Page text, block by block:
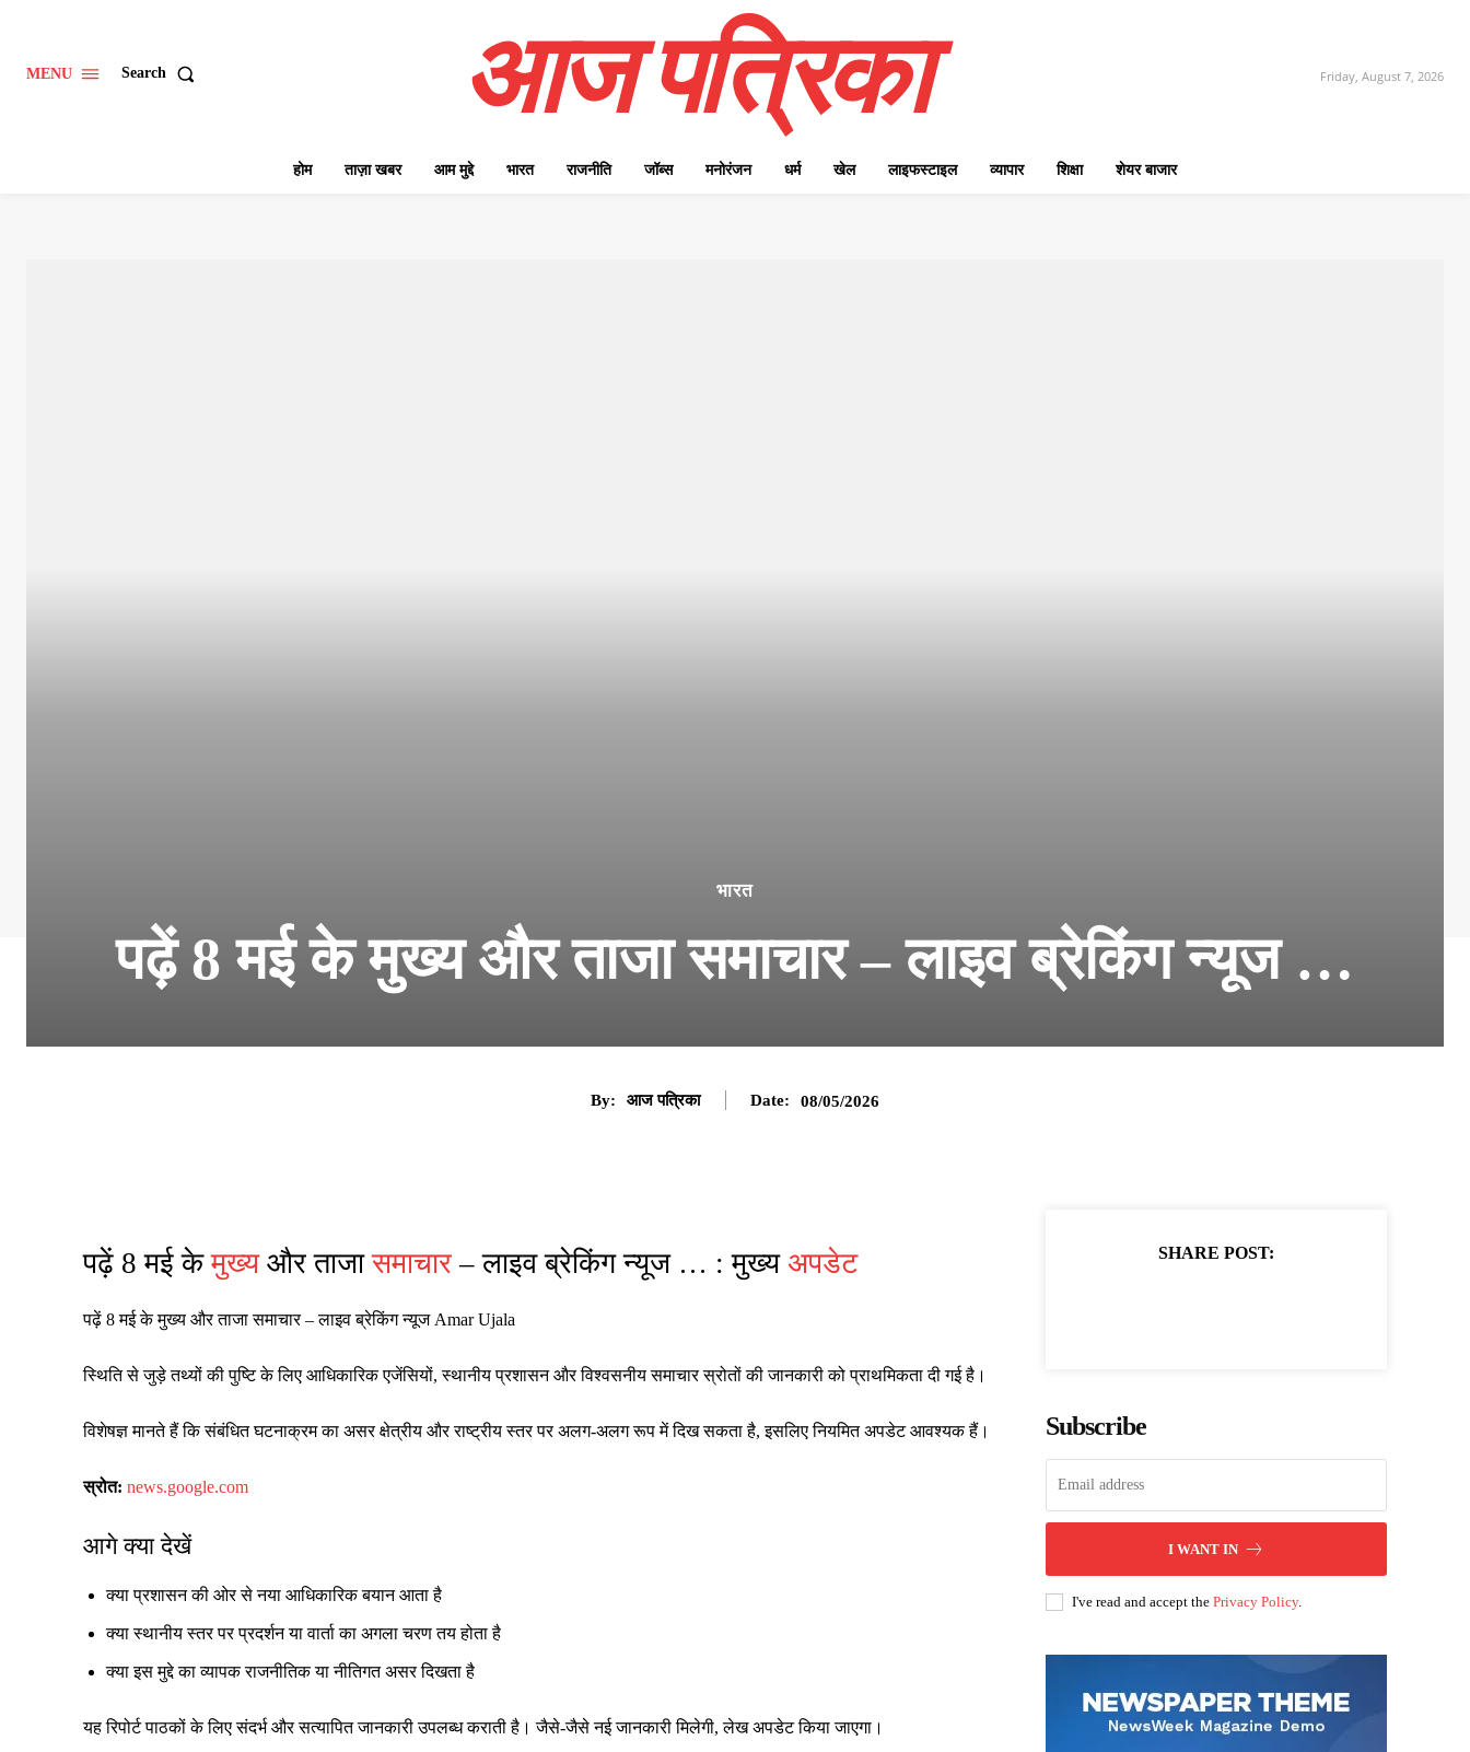
MENU Search आज पत्रिका Friday, August 7, 2026
होम ताज़ा खबर आम मुद्दे भारत राजनीति जॉब्स मनोरंजन धर्म खेल लाइफस्टाइल व्यापार शिक्षा शेयर बाजार
भारत
पढ़ें 8 मई के मुख्य और ताजा समाचार – लाइव ब्रेकिंग न्यूज …
By: आज पत्रिका Date: 08/05/2026
पढ़ें 8 मई केमुख्यऔर ताजासमाचार – लाइव ब्रेकिंग न्यूज … : मुख्य अपडेट
पढ़ें 8 मई के मुख्य और ताजा समाचार – लाइव ब्रेकिंग न्यूज Amar Ujala
स्थिति से जुड़े तथ्यों की पुष्टि के लिए आधिकारिक एजेंसियों, स्थानीय प्रशासन और विश्वसनीय समाचार स्रोतों की जानकारी को प्राथमिकता दी गई है।
विशेषज्ञ मानते हैं कि संबंधित घटनाक्रम का असर क्षेत्रीय और राष्ट्रीय स्तर पर अलग-अलग रूप में दिख सकता है, इसलिए नियमित अपडेट आवश्यक हैं।
स्रोत: news.google.com
आगे क्या देखें
क्या प्रशासन की ओर से नया आधिकारिक बयान आता है
क्या स्थानीय स्तर पर प्रदर्शन या वार्ता का अगला चरण तय होता है
क्या इस मुद्दे का व्यापक राजनीतिक या नीतिगत असर दिखता है
यह रिपोर्ट पाठकों के लिए संदर्भ और सत्यापित जानकारी उपलब्ध कराती है। जैसे-जैसे नई जानकारी मिलेगी, लेख अपडेट किया जाएगा।
SHARE POST:
Subscribe
I WANT IN
I've read and accept thePrivacy Policy.